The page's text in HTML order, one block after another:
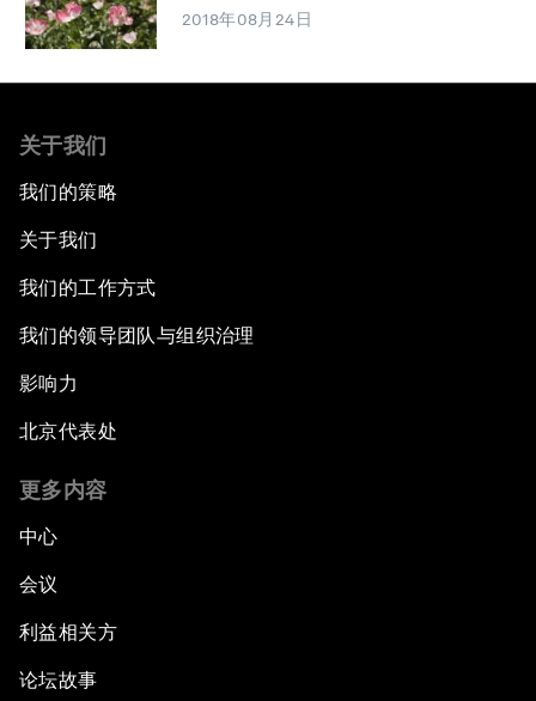
2018年08月24日
关于我们
我们的策略
关于我们
我们的工作方式
我们的领导团队与组织治理
影响力
北京代表处
更多内容
中心
会议
利益相关方
论坛故事